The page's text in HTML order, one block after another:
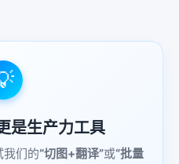
是生产力工具
我们的“切图+翻译”或“批量